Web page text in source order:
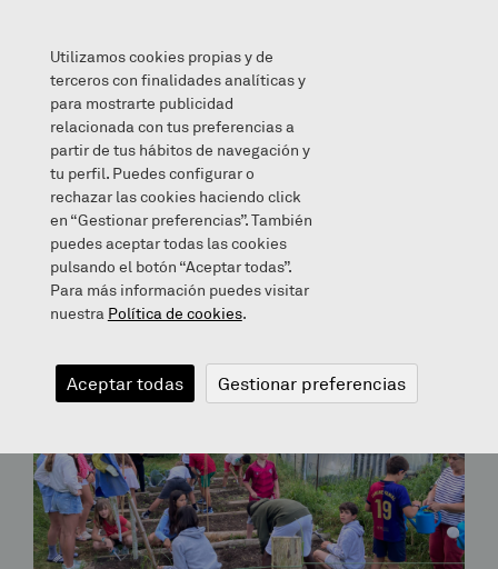
Archives for December 22, 2015
Bloga
Utilizamos cookies propias y de
terceros con finalidades analíticas y
para mostrarte publicidad
relacionada con tus preferencias a
partir de tus hábitos de navegación y
tu perfil. Puedes configurar o
rechazar las cookies haciendo click
en “Gestionar preferencias”. También
puedes aceptar todas las cookies
pulsando el botón “Aceptar todas”.
Para más información puedes visitar
nuestra Política de cookies.
Aceptar todas Gestionar preferencias